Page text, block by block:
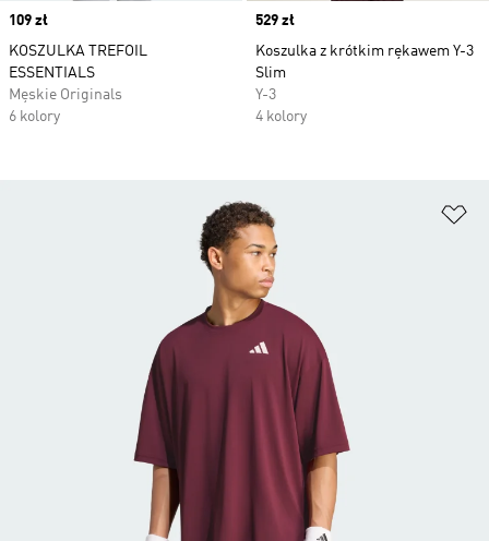
Price
109 zł
KOSZULKA TREFOIL
ESSENTIALS
Męskie Originals
6 kolory
Price
529 zł
Koszulka z krótkim rękawem Y-3
Slim
Y-3
4 kolory